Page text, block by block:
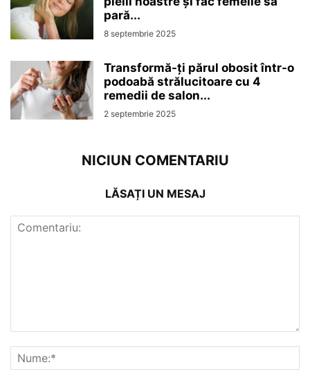
pară...
8 septembrie 2025
Transformă-ți părul obosit într-o
podoabă strălucitoare cu 4
remedii de salon...
2 septembrie 2025
NICIUN COMENTARIU
LĂSAȚI UN MESAJ